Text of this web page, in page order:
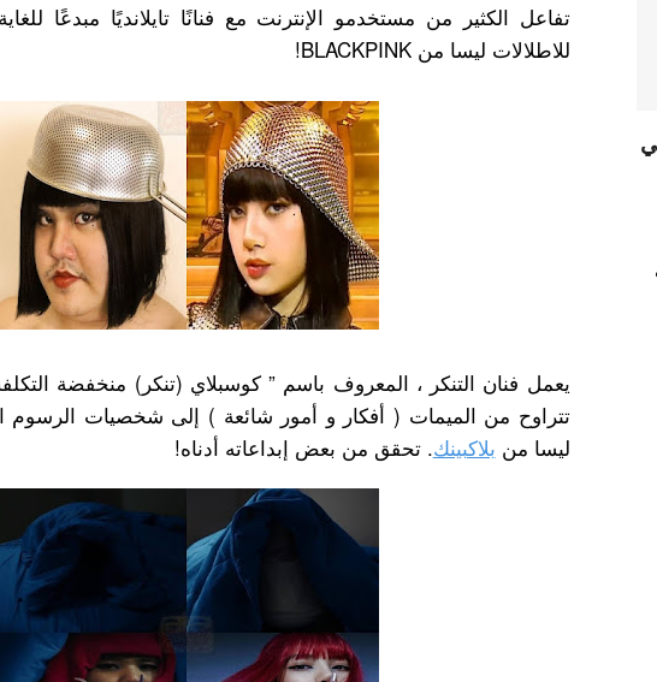
تفاعل الكثير من مستخدمو الإنترنت مع فنانًا تايلانديًا مبدعًا
للاطلالات ليسا من BLACKPINK!
يعمل فنان التنكر ، المعروف باسم ” كوسبلاي (تنكر) منخفضة
تتراوح من الميمات ( أفكار و أمور شائعة ) إلى شخصيات الرسوم
ليسا من بلاكبينك. تحقق من بعض إبداعاته أدناه!